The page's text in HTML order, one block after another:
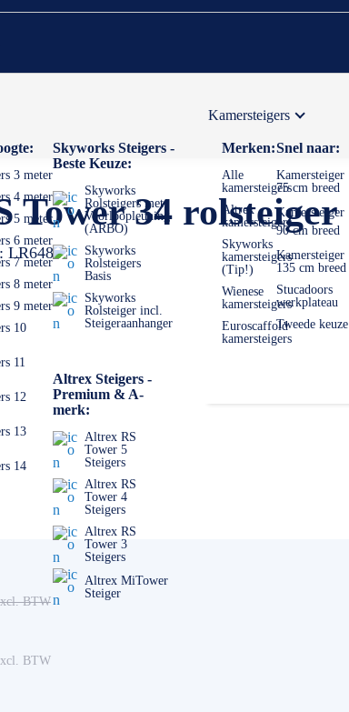
3 meter
4 meter
5 meter
6 meter
7 meter
8 meter
9 meter
10
11
12
13
14
Skyworks Steigers -
Beste Keuze:
Skyworks
Rolsteigers met
Voorloopleuning
(ARBO)
Skyworks
Rolsteigers
Basis
Skyworks
Rolsteiger incl.
Steigeraanhanger
Altrex Steigers -
Premium & A-
merk:
Altrex RS
Tower 5
Steigers
Altrex RS
Tower 4
Steigers
Altrex RS
Tower 3
Steigers
Altrex MiTower
Steiger
Kamersteigers
Merken:
Alle
kamersteigers
Altrex
kamersteigers
Skyworks
kamersteigers
(Tip!)
Wienese
kamersteigers
Euroscaffold
kamersteigers
Snel naar:
Kamersteiger
75 cm breed
Kamersteiger
90 cm breed
Kamersteiger
135 cm breed
Stucadoors
werkplateau
Tweede keuze
Tower 34 rolsteiger
LR6484